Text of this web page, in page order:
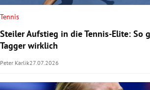
Tennis
Steiler Aufstieg in die Tennis-Elite: So
Tagger wirklich
Peter Karlik27.07.2026